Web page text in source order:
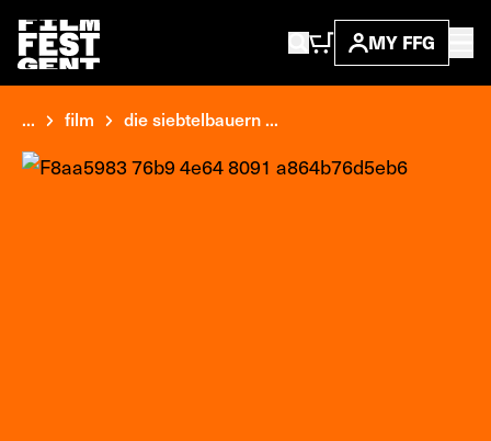
MY FFG
... film die siebtelbauern ...